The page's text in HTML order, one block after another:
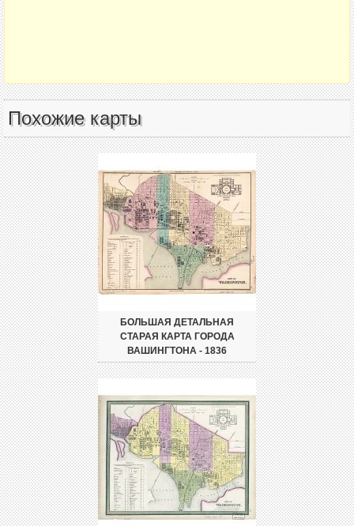
Похожие карты
БОЛЬШАЯ ДЕТАЛЬНАЯ
СТАРАЯ КАРТА ГОРОДА
ВАШИНГТОНА - 1836